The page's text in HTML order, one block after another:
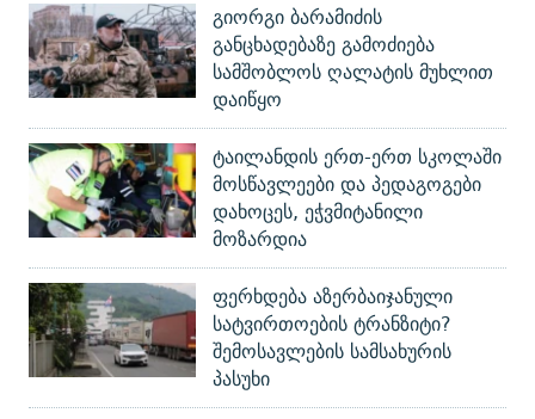
გიორგი ბარამიძის
განცხადებაზე გამოძიება
სამშობლოს ღალატის მუხლით
დაიწყო
ტაილანდის ერთ-ერთ სკოლაში
მოსწავლეები და პედაგოგები
დახოცეს, ეჭვმიტანილი
მოზარდია
ფერხდება აზერბაიჯანული
სატვირთოების ტრანზიტი?
შემოსავლების სამსახურის
პასუხი